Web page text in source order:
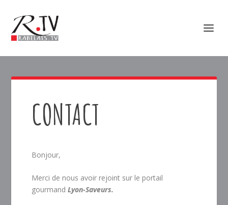
CONTACT
Bonjour,
Merci de nous avoir rejoint sur le portail
gourmandLyon-Saveurs.